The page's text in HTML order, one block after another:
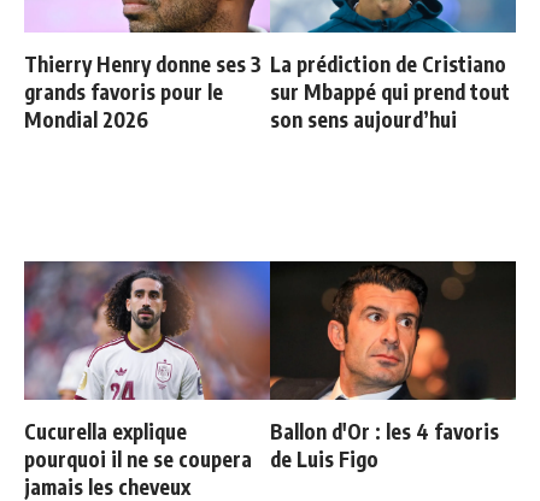
Thierry Henry donne ses 3
grands favoris pour le
Mondial 2026
La prédiction de Cristiano
sur Mbappé qui prend tout
son sens aujourd’hui
Cucurella explique
pourquoi il ne se coupera
jamais les cheveux
Ballon d'Or : les 4 favoris
de Luis Figo